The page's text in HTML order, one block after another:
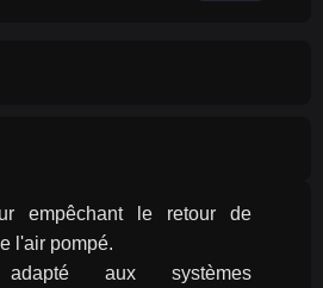
empêchant le retour de
l'air pompé.
adapté aux systèmes